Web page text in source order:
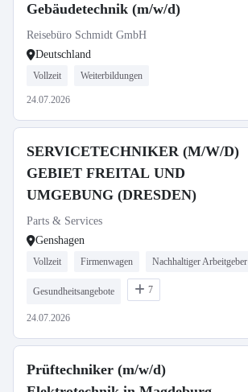
Gebäudetechnik (m/w/d)
Reisebüro Schmidt GmbH
Deutschland
Vollzeit Weiterbildungen
24.07.2026
SERVICETECHNIKER (M/W/D)
GEBIET FREITAL UND
UMGEBUNG (DRESDEN)
Parts & Services
Genshagen
Vollzeit Firmenwagen Nachhaltiger Arbeitgeber
Gesundheitsangebote 7
24.07.2026
Prüftechniker (m/w/d)